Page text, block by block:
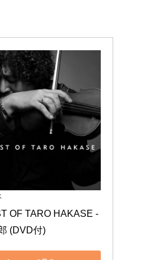
OF TARO HAKASE -
(DVD付)